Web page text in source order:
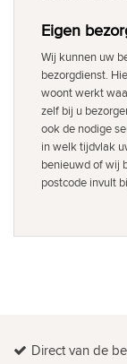
Eigen
Wij kunnen uw
bezorgdienst.
woont werkt
zelf bij u
ook de nodige
in welk tijdvlak
benieuwd of wij
postcode invult
Direct van de